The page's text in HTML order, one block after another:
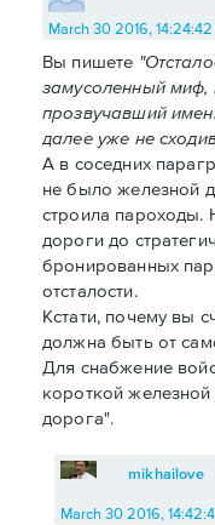
March 30 2016, 14:24:42
Вы пишете
замусоленный миф,
прозвучавший
далее уже не
А в соседних
не было железной
строила пароходы.
дороги до
бронированных
отсталости.
Кстати, почему вы
должна быть от
Для снабжение
короткой
дорога".
mikhailove
March 30 2016,